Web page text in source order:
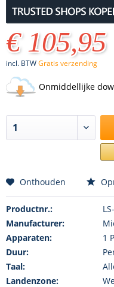
€
incl. BTWGratis verzending
Onmiddellijke
Onthouden
Productnr.:
Manufacturer:
Apparaten:
1
Duur:
Taal:
Landenzone: